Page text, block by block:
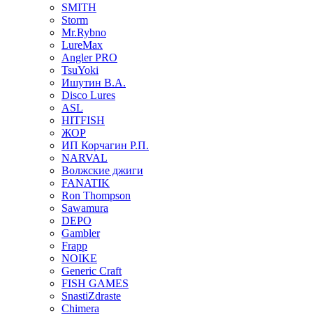
SMITH
Storm
Mr.Rybno
LureMax
Angler PRO
TsuYoki
Ишутин В.А.
Disco Lures
ASL
HITFISH
ЖОР
ИП Корчагин Р.П.
NARVAL
Волжские джиги
FANATIK
Ron Thompson
Sawamura
DEPO
Gambler
Frapp
NOIKE
Generic Craft
FISH GAMES
SnastiZdraste
Chimera